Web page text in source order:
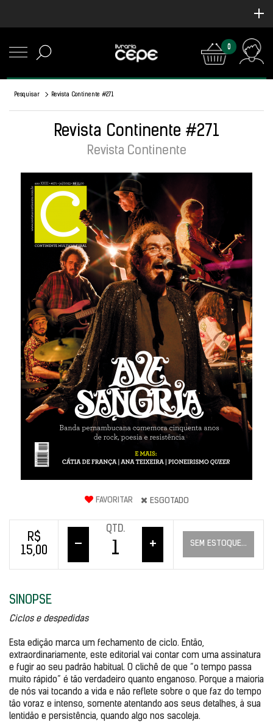
0
Pesquisar Revista Continente #271
Revista Continente #271
Revista Continente
FAVORITAR ESGOTADO
R$
15,00
–
QTD.
+ SEM ESTOQUE...
SINOPSE
Ciclos e despedidas
Esta edição marca um fechamento de ciclo. Então,
extraordinariamente, este editorial vai contar com uma assinatura
e fugir ao seu padrão habitual. O clichê de que “o tempo passa
muito rápido” é tão verdadeiro quanto enganoso. Porque a maioria
de nós vai tocando a vida e não reflete sobre o que faz do tempo
tão voraz e intenso, somente atentando aos seus detalhes, à sua
lentidão e persistência, quando algo nos sacoleja.